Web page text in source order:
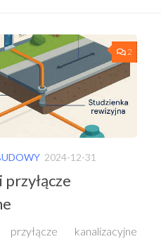
2
2024-12-31
przyłącze
kanalizacyjne